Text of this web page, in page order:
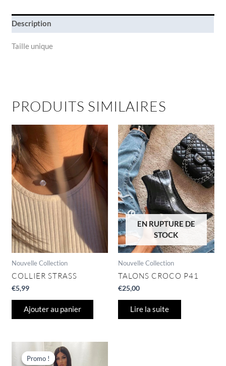
Description
Taille unique
PRODUITS SIMILAIRES
Nouvelle Collection
COLLIER STRASS
€5,99
Ajouter au panier
EN RUPTURE DE
STOCK
Nouvelle Collection
TALONS CROCO P41
€25,00
Lire la suite
Promo !
Promo !
prix
initial
Le
prix
actuel